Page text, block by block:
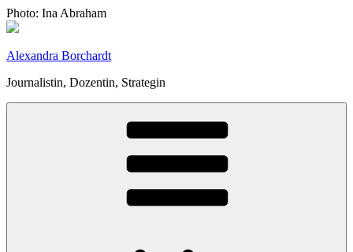
Zum
Inhalt
Photo: Ina Abraham
Alexandra Borchardt
Journalistin, Dozentin, Strategin